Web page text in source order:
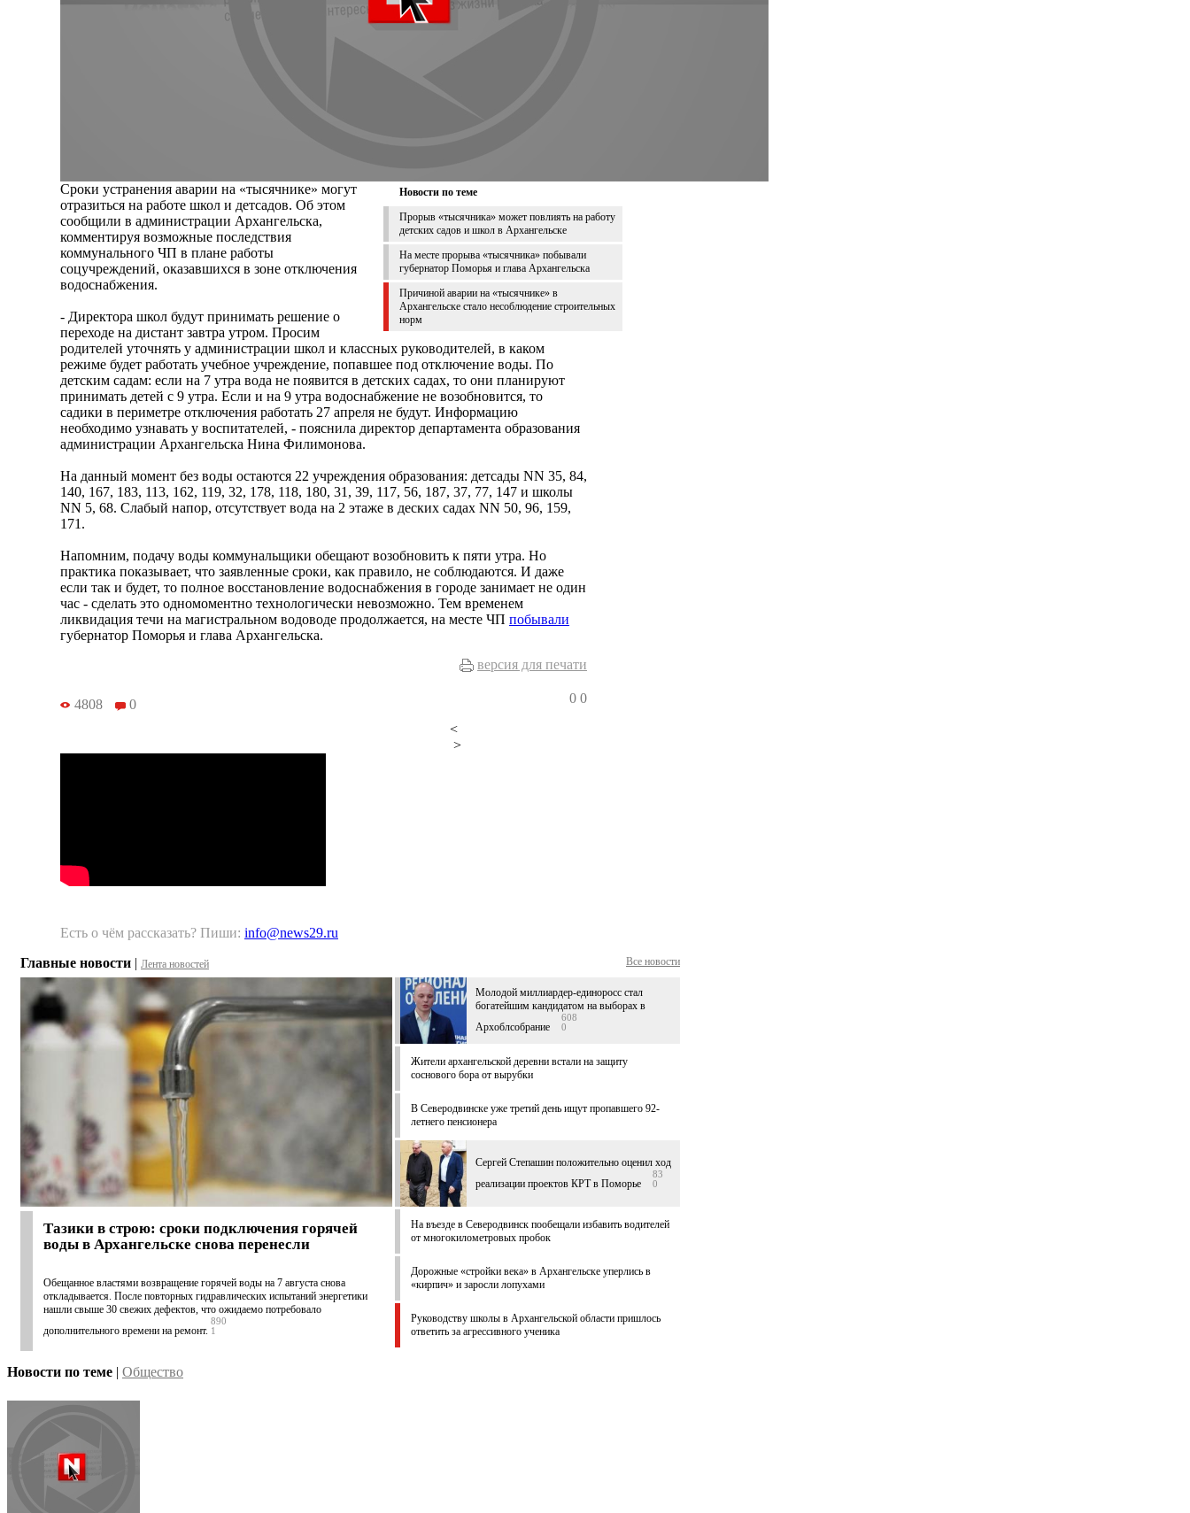
Новости по теме
Прорыв «тысячника» может повлиять на работу
детских садов и школ в Архангельске
На месте прорыва «тысячника» побывали
губернатор Поморья и глава Архангельска
Причиной аварии на «тысячнике» в
Архангельске стало несоблюдение строительных
норм
Сроки устранения аварии на «тысячнике» могут
отразиться на работе школ и детсадов. Об этом
сообщили в администрации Архангельска,
комментируя возможные последствия
коммунального ЧП в плане работы
соцучреждений, оказавшихся в зоне отключения
водоснабжения.
- Директора школ будут принимать решение о
переходе на дистант завтра утром. Просим
родителей уточнять у администрации школ и классных руководителей, в каком
режиме будет работать учебное учреждение, попавшее под отключение воды. По
детским садам: если на 7 утра вода не появится в детских садах, то они планируют
принимать детей с 9 утра. Если и на 9 утра водоснабжение не возобновится, то
садики в периметре отключения работать 27 апреля не будут. Информацию
необходимо узнавать у воспитателей, - пояснила директор департамента образования
администрации Архангельска Нина Филимонова.
На данный момент без воды остаются 22 учреждения образования: детсады NN 35, 84,
140, 167, 183, 113, 162, 119, 32, 178, 118, 180, 31, 39, 117, 56, 187, 37, 77, 147 и школы
NN 5, 68. Слабый напор, отсутствует вода на 2 этаже в деских садах NN 50, 96, 159,
171.
Напомним, подачу воды коммунальщики обещают возобновить к пяти утра. Но
практика показывает, что заявленные сроки, как правило, не соблюдаются. И даже
если так и будет, то полное восстановление водоснабжения в городе занимает не один
час - сделать это одномоментно технологически невозможно. Тем временем
ликвидация течи на магистральном водоводе продолжается, на месте ЧП побывали
губернатор Поморья и глава Архангельска.
версия для печати
4808 0 0 0
<
>
Есть о чём рассказать? Пиши: info@news29.ru
Главные новости | Лента новостей Все новости
Тазики в строю: сроки подключения горячей
воды в Архангельске снова перенесли
Обещанное властями возвращение горячей воды на 7 августа снова
откладывается. После повторных гидравлических испытаний энергетики
нашли свыше 30 свежих дефектов, что ожидаемо потребовало
дополнительного времени на ремонт.
890
1
Молодой миллиардер-единоросс стал
богатейшим кандидатом на выборах в
Архоблсобрание
608
0
Жители архангельской деревни встали на защиту
соснового бора от вырубки
В Северодвинске уже третий день ищут пропавшего 92-
летнего пенсионера
Сергей Степашин положительно оценил ход
реализации проектов КРТ в Поморье
83
0
На въезде в Северодвинск пообещали избавить водителей
от многокилометровых пробок
Дорожные «стройки века» в Архангельске уперлись в
«кирпич» и заросли лопухами
Руководству школы в Архангельской области пришлось
ответить за агрессивного ученика
Новости по теме | Общество